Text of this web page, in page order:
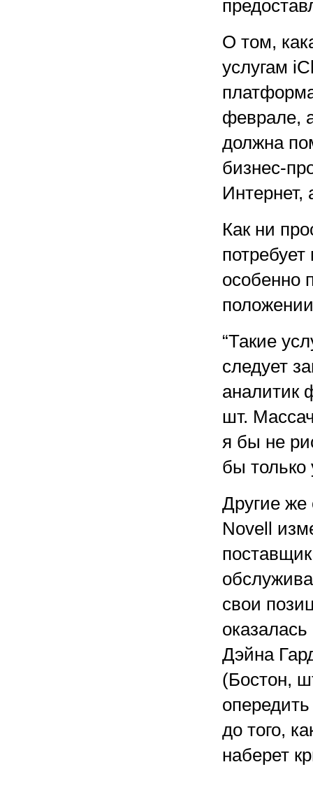
О том,
услугам
феврале,
должна
бизнес-
Интернет,
Как ни
особенно
“Такие
следует
аналитик
шт.
я бы не
бы только
Другие же
Novell
свои
Дэйна
(Бостон,
до того,
наберет